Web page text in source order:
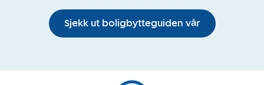
Sjekk ut boligbytteguiden vår